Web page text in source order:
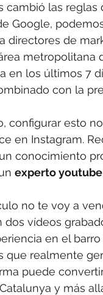
cambió las
Google,
a directores de
metropolitana
en los últimos 7
con la
configurar esto
en Instagram.
conocimiento
experto
no te voy a
dos vídeos
en el
que realmente
puede
y más